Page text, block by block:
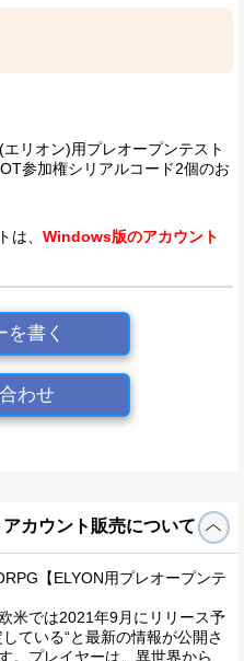
リオン)用プレオープンテスト
参加権シリアルコード2個のお
は、 Windows版のアカウント
を書く
わせ
カウント販売について
【ELYON用プレオープンテ
米では2021年9月にリリース予
ている“と最新の情報が公開さ
。プレイヤーは、異世界から